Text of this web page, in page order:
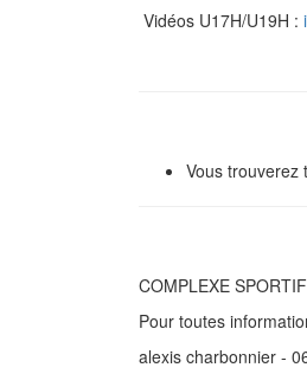
Vidéos U17H/U19H :
Vous
COMPLEXE
Pour toutes
alexis charbonnier -